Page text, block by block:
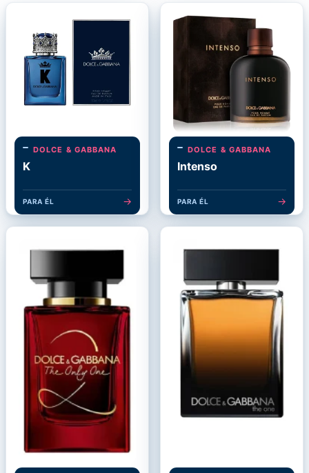
DOLCE & GABBANA
K
PARA ÉL →
DOLCE & GABBANA
Intenso
PARA ÉL →